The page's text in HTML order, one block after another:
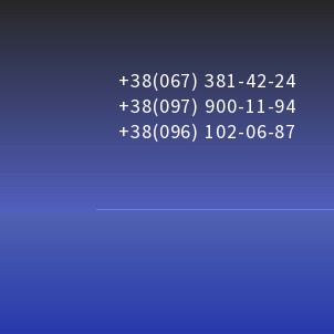
+38(067) 381-42-24
+38(097) 900-11-94
+38(096) 102-06-87